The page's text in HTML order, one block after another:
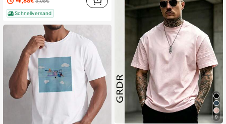
Schnellversand
9